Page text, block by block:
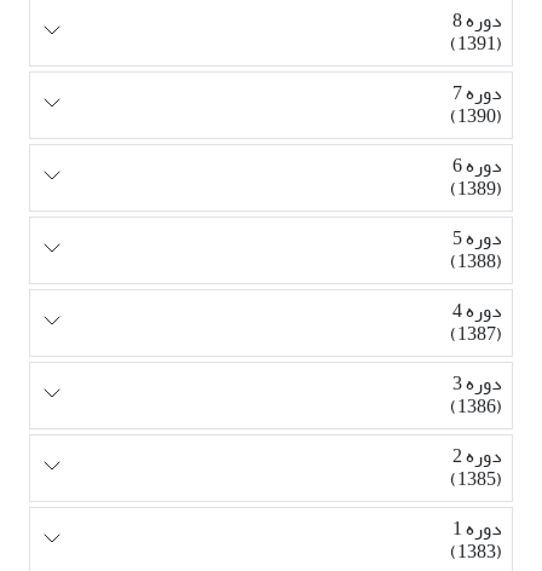
دوره 8
(1391)
دوره 7
(1390)
دوره 6
(1389)
دوره 5
(1388)
دوره 4
(1387)
دوره 3
(1386)
دوره 2
(1385)
دوره 1
(1383)